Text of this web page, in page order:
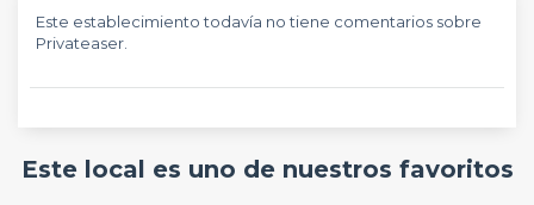
Este establecimiento todavía no tiene comentarios sobre
Privateaser.
Este local es uno de nuestros favoritos